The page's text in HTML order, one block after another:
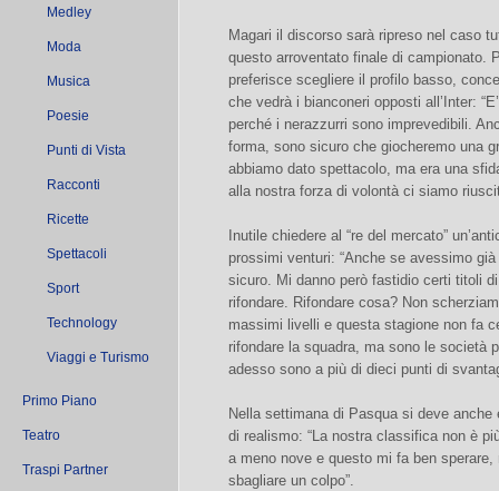
Medley
Moda
Musica
Poesie
Punti di Vista
Racconti
Ricette
Spettacoli
Sport
Technology
Viaggi e Turismo
Primo Piano
Teatro
Traspi Partner
Magari il discorso sarà ripreso nel caso
questo arroventato finale di campionato.
preferisce scegliere il profilo basso,
che vedrà i bianconeri opposti all’Inter:
perché i nerazzurri sono imprevedibili.
forma, sono sicuro che giocheremo una
abbiamo dato spettacolo, ma era una
alla nostra forza di volontà ci siamo
Inutile chiedere al “re del mercato”
prossimi venturi: “Anche se avessimo
sicuro. Mi danno però fastidio certi titoli
rifondare. Rifondare cosa? Non
massimi livelli e questa stagione non fa
rifondare la squadra, ma sono le società
adesso sono a più di dieci punti di
Nella settimana di Pasqua si deve
di realismo: “La nostra classifica non è
a meno nove e questo mi fa ben
sbagliare un colpo”.